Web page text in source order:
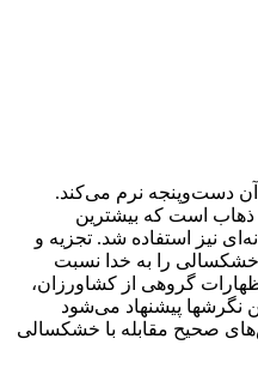
دست‌وپنجه نرم می‌کند.
است که بیشترین
نیز استفاده شد. تجزیه و
خشکسالی را به خدا نسبت
گروهی از کشاورزان،
نگرش­ها پیشنهاد می‌شود
صحیح مقابله با خشکسالی